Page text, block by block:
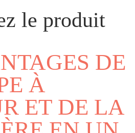
le produit
DE
À
ET DE LA